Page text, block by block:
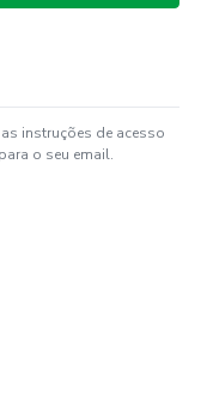
instruções de acesso
o seu email.